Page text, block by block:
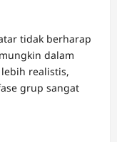
tidak berharap
dalam
realistis,
grup sangat